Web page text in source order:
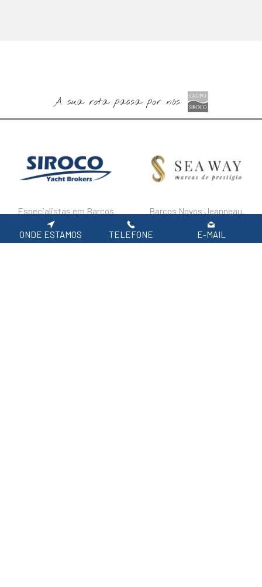
A sua rota passa por nós
Especialistas em Barcos
Usados
Barcos Novos Jeanneau,
Prestige e Lagoon
ONDE ESTAMOS TELEFONE E-MAIL